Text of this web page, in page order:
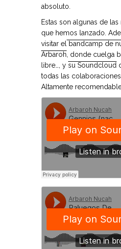
absoluto.
Estas son algunas de
que hemos lanzado.
visitar el
bandcamp de
Arbaroh , donde cuelga
libre…, y su Soundcloud
todas las
Altamente